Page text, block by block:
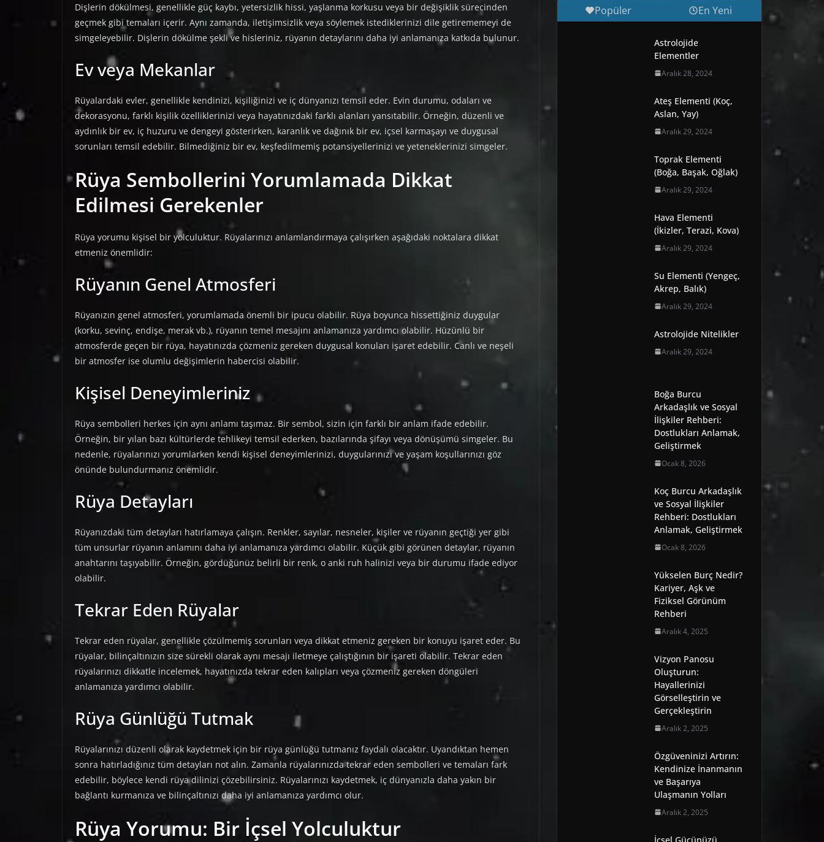
Dişlerin dökülmesi, genellikle güç kaybı, yetersizlik hissi, yaşlanma korkusu veya bir değişiklik sürecinden
geçmek gibi temaları içerir. Aynı zamanda, iletişimsizlik veya söylemek istediklerinizi dile getirememeyi de
simgeleyebilir. Dişlerin dökülme şekli ve hisleriniz, rüyanın detaylarını daha iyi anlamanıza katkıda bulunur.
Ev veya Mekanlar
Rüyalardaki evler, genellikle kendinizi, kişiliğinizi ve iç dünyanızı temsil eder. Evin durumu, odaları ve
dekorasyonu, farklı kişilik özelliklerinizi veya hayatınızdaki farklı alanları yansıtabilir. Örneğin, düzenli ve
aydınlık bir ev, iç huzuru ve dengeyi gösterirken, karanlık ve dağınık bir ev, içsel karmaşayı ve duygusal
sorunları temsil edebilir. Bilmediğiniz bir ev, keşfedilmemiş potansiyellerinizi ve yeteneklerinizi simgeler.
Rüya Sembollerini Yorumlamada Dikkat
Edilmesi Gerekenler
Rüya yorumu kişisel bir yolculuktur. Rüyalarınızı anlamlandırmaya çalışırken aşağıdaki noktalara dikkat
etmeniz önemlidir:
Rüyanın Genel Atmosferi
Rüyanızın genel atmosferi, yorumlamada önemli bir ipucu olabilir. Rüya boyunca hissettiğiniz duygular
(korku, sevinç, endişe, merak vb.), rüyanın temel mesajını anlamanıza yardımcı olabilir. Hüzünlü bir
atmosferde geçen bir rüya, hayatınızda çözmeniz gereken duygusal konuları işaret edebilir. Canlı ve neşeli
bir atmosfer ise olumlu değişimlerin habercisi olabilir.
Kişisel Deneyimleriniz
Rüya sembolleri herkes için aynı anlamı taşımaz. Bir sembol, sizin için farklı bir anlam ifade edebilir.
Örneğin, bir yılan bazı kültürlerde tehlikeyi temsil ederken, bazılarında şifayı veya dönüşümü simgeler. Bu
nedenle, rüyalarınızı yorumlarken kendi kişisel deneyimlerinizi, duygularınızı ve yaşam koşullarınızı göz
önünde bulundurmanız önemlidir.
Rüya Detayları
Rüyanızdaki tüm detayları hatırlamaya çalışın. Renkler, sayılar, nesneler, kişiler ve rüyanın geçtiği yer gibi
tüm unsurlar rüyanın anlamını daha iyi anlamanıza yardımcı olabilir. Küçük gibi görünen detaylar, rüyanın
anahtarını taşıyabilir. Örneğin, gördüğünüz belirli bir renk, o anki ruh halinizi veya bir durumu ifade ediyor
olabilir.
Tekrar Eden Rüyalar
Tekrar eden rüyalar, genellikle çözülmemiş sorunları veya dikkat etmeniz gereken bir konuyu işaret eder. Bu
rüyalar, bilinçaltınızın size sürekli olarak aynı mesajı iletmeye çalıştığının bir işareti olabilir. Tekrar eden
rüyalarınızı dikkatle incelemek, hayatınızda tekrar eden kalıpları veya çözmeniz gereken döngüleri
anlamanıza yardımcı olabilir.
Rüya Günlüğü Tutmak
Rüyalarınızı düzenli olarak kaydetmek için bir rüya günlüğü tutmanız faydalı olacaktır. Uyandıktan hemen
sonra hatırladığınız tüm detayları not alın. Zamanla rüyalarınızda tekrar eden sembolleri ve temaları fark
edebilir, böylece kendi rüya dilinizi çözebilirsiniz. Rüyalarınızı kaydetmek, iç dünyanızla daha yakın bir
bağlantı kurmanıza ve bilinçaltınızı daha iyi anlamanıza yardımcı olur.
Rüya Yorumu: Bir İçsel Yolculuktur
Popüler En Yeni
Astrolojide
Elementler
Aralık 28, 2024
Ateş Elementi (Koç,
Aslan, Yay)
Aralık 29, 2024
Toprak Elementi
(Boğa, Başak, Oğlak)
Aralık 29, 2024
Hava Elementi
(İkizler, Terazi, Kova)
Aralık 29, 2024
Su Elementi (Yengeç,
Akrep, Balık)
Aralık 29, 2024
Astrolojide Nitelikler
Aralık 29, 2024
Boğa Burcu
Arkadaşlık ve Sosyal
İlişkiler Rehberi:
Dostlukları Anlamak,
Geliştirmek
Ocak 8, 2026
Koç Burcu Arkadaşlık
ve Sosyal İlişkiler
Rehberi: Dostlukları
Anlamak, Geliştirmek
Ocak 8, 2026
Yükselen Burç Nedir?
Kariyer, Aşk ve
Fiziksel Görünüm
Rehberi
Aralık 4, 2025
Vizyon Panosu
Oluşturun:
Hayallerinizi
Görselleştirin ve
Gerçekleştirin
Aralık 2, 2025
Özgüveninizi Artırın:
Kendinize İnanmanın
ve Başarıya
Ulaşmanın Yolları
Aralık 2, 2025